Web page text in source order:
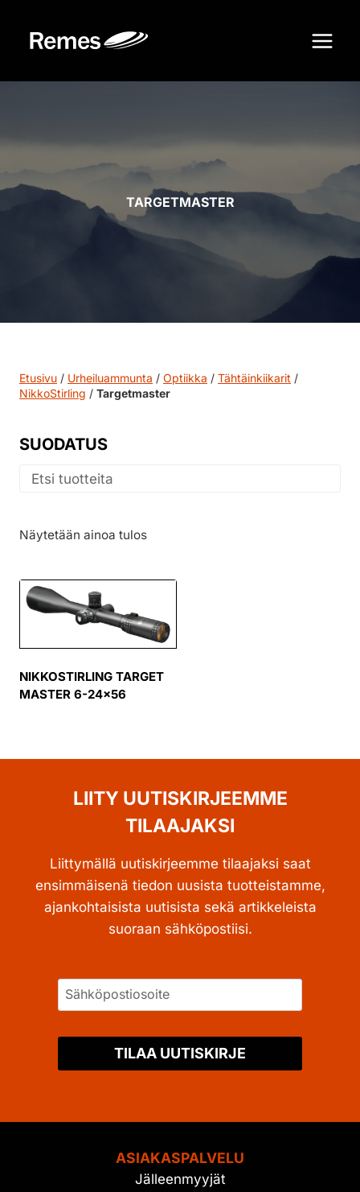
sisältöön
TARGETMASTER
Näytetään ainoa tulos
NIKKOSTIRLING TARGET
MASTER 6-24×56
Etusivu / Urheiluammunta / Optiikka / Tähtäinkiikarit /
NikkoStirling / Targetmaster
SUODATUS
LIITY UUTISKIRJEEMME
TILAAJAKSI
Liittymällä uutiskirjeemme tilaajaksi saat
ensimmäisenä tiedon uusista tuotteistamme,
ajankohtaisista uutisista sekä artikkeleista
suoraan sähköpostiisi.
TILAA UUTISKIRJE
ASIAKASPALVELU
Jälleenmyyjät